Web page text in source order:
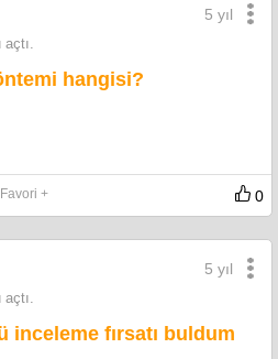
açtı.
5 yıl
hangisi?
Favori + 0
açtı.
5 yıl
inceleme fırsatı buldum